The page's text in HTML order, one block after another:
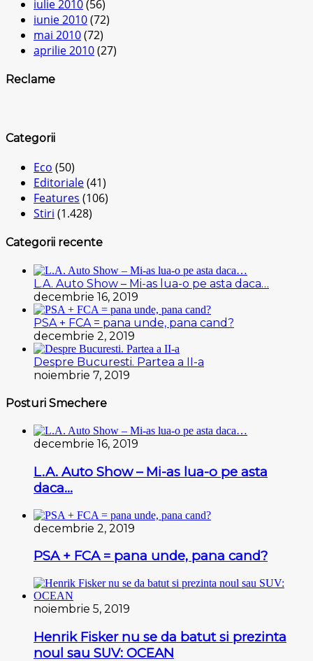
iulie 2010(56)
iunie 2010(72)
mai 2010(72)
aprilie 2010(27)
Reclame
Categorii
Eco (50)
Editoriale(41)
Features (106)
Stiri (1.428)
Categorii recente
L.A. Auto Show – Mi-as lua-o pe asta daca…
decembrie 16, 2019
PSA + FCA = pana unde, pana cand?
decembrie 2, 2019
Despre Bucuresti. Partea a II-a
noiembrie 7, 2019
Posturi Smechere
decembrie 16, 2019
L.A. Auto Show – Mi-as lua-o pe asta
daca…
decembrie 2, 2019
PSA + FCA = pana unde, pana cand?
noiembrie 5, 2019
Henrik Fisker nu se da batut si prezinta
noul sau SUV: OCEAN